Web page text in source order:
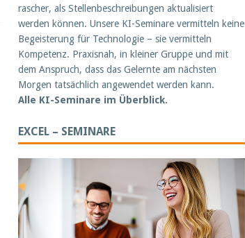
rascher, als Stellenbeschreibungen aktualisiert
werden können. Unsere KI-Seminare vermitteln keine
Begeisterung für Technologie – sie vermitteln
Kompetenz. Praxisnah, in kleiner Gruppe und mit
dem Anspruch, dass das Gelernte am nächsten
Morgen tatsächlich angewendet werden kann.
Alle KI-Seminare im Überblick.
EXCEL – SEMINARE